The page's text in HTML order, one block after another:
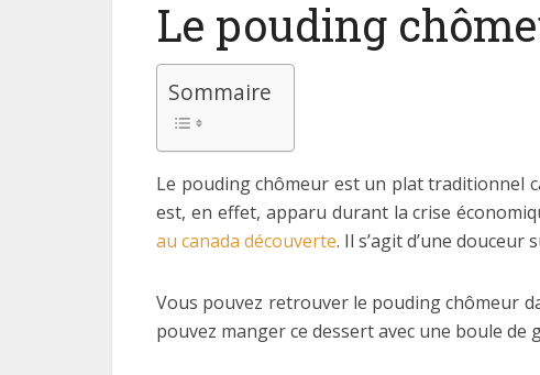
Le pouding
Sommaire
Le pouding chômeur est un plat traditionnel
est, en effet, apparu durant la crise
au canada découverte. Il s’agit d’une douceur
Vous pouvez retrouver le pouding chômeur
pouvez manger ce dessert avec une boule de